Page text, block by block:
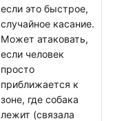
если это быстрое,
случайное касание.
Может атаковать,
если человек
просто
приближается к
зоне, где собака
лежит (связала